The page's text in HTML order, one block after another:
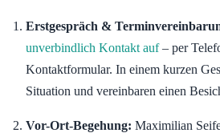
Erstgespräch &
unverbindlich Kontakt auf– per
Kontaktformular. In einem kurzen
Situation und vereinbaren einen
Vor-Ort-Begehung: Maximilian